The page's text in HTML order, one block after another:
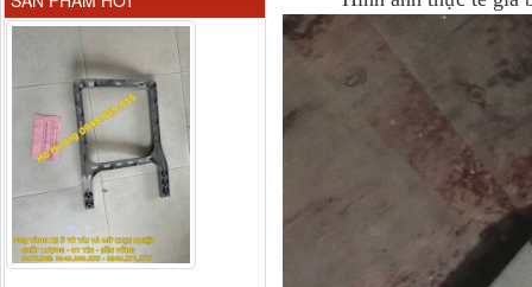
JH6 có sấy...